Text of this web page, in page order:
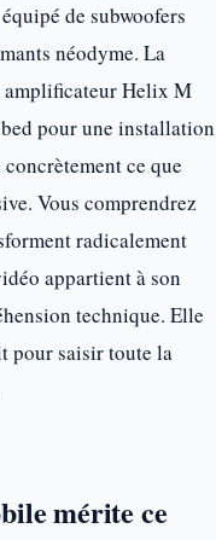
de subwoofers
néodyme. La
amplificateur Helix M
pour une installation
ce que
Vous comprendrez
radicalement
appartient à son
technique. Elle
pour saisir toute la
mérite ce